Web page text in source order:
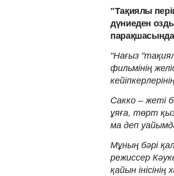
"Тақиялы
дүниеден
"Нағыз
фильмінің
Сакко – жеті
ұяға, төрт
ма деп
Мұның бәрі
режиссер
қайын